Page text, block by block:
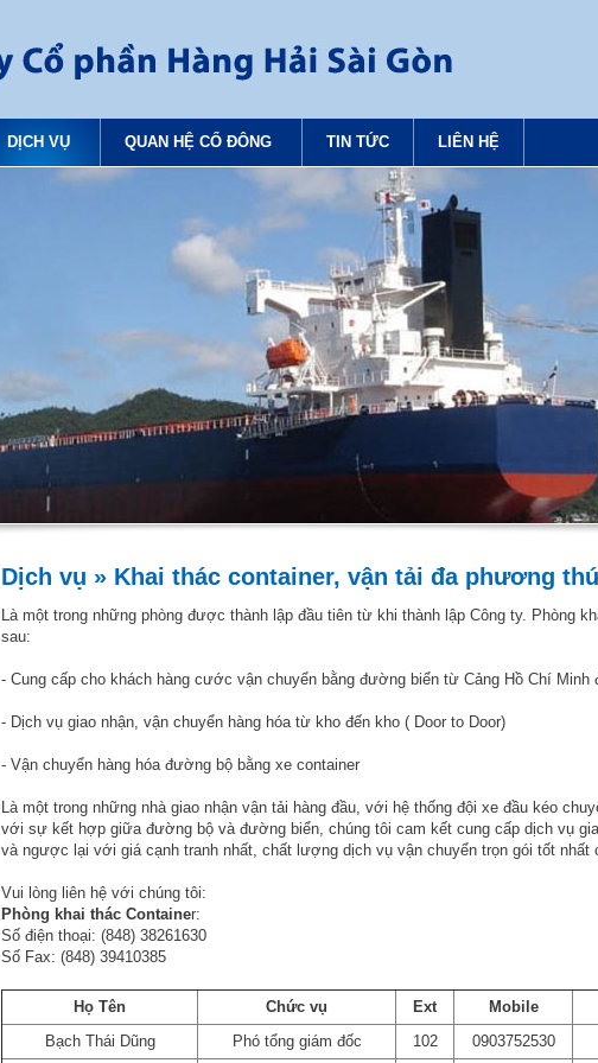
DỊCH VỤ QUAN HỆ CỔ ĐÔNG TIN TỨC LIÊN HỆ
Dịch vụ » Khai thác container, vận tải đa phương
Là một trong những phòng được thành lập đầu tiên từ khi thành lập Công ty. Phòng
sau:
- Cung cấp cho khách hàng cước vận chuyển bằng đường biển từ Cảng Hồ Chí Minh
- Dịch vụ giao nhận, vận chuyển hàng hóa từ kho đến kho ( Door to Door)
- Vận chuyển hàng hóa đường bộ bằng xe container
Là một trong những nhà giao nhận vận tải hàng đầu, với hệ thống đội xe đầu kéo
với sự kết hợp giữa đường bộ và đường biển, chúng tôi cam kết cung cấp dịch vụ
và ngược lại với giá cạnh tranh nhất, chất lượng dịch vụ vận chuyển trọn gói tốt nhất
Vui lòng liên hệ với chúng tôi:
Phòng khai thác Container:
Số điện thoại: (848) 38261630
Số Fax: (848) 39410385
Họ Tên Chức vụ Ext Mobile
Bạch Thái Dũng
Phó tổng giám đốc 102 0903752530